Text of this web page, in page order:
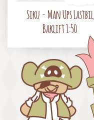
Siku - Man Ups Lastbil
Baklift 1:50